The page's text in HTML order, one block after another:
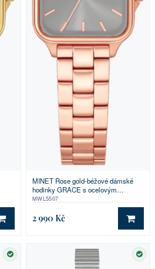
DO KOŠÍKU
MINET Rose gold-béžové dámské
hodinky GRACE s ocelovým
řemínkem
MWL5507
2 990 Kč DO
SKLADEM